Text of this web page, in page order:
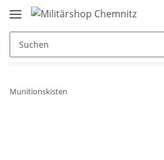
Munitionskisten